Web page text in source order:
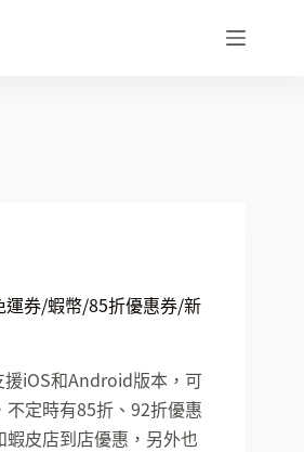
運券/蝦幣/85折優惠券/新
援iOS和Android版本，可
定時有85折、92折優惠
皮店到店優惠，另外也